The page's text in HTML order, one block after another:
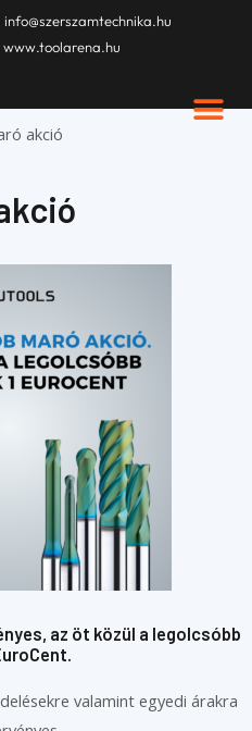
info@szerszamtechnika.hu
www.toolarena.hu
akció
az öt közül a legolcsóbb
valamint egyedi árakra